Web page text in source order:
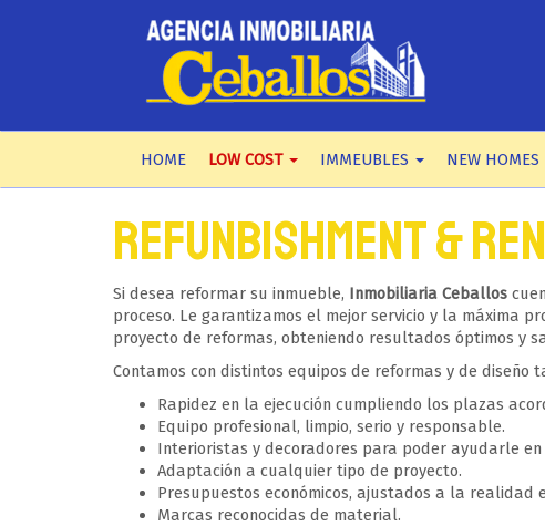
HOME LOW COST IMMEUBLES NEW HOMES
Refunbishment &
Si desea reformar su inmueble, Inmobiliaria Ceballos
proceso. Le garantizamos el mejor servicio y la máxima
proyecto de reformas, obteniendo resultados óptimos y
Contamos con distintos equipos de reformas y de diseño
Rapidez en la ejecución cumpliendo los plazas
Equipo profesional, limpio, serio y responsable.
Interioristas y decoradores para poder ayudarle
Adaptación a cualquier tipo de proyecto.
Presupuestos económicos, ajustados a la realidad
Marcas reconocidas de material.